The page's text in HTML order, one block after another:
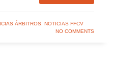
ÁRBITROS, NOTICIAS FFCV
NO COMMENTS